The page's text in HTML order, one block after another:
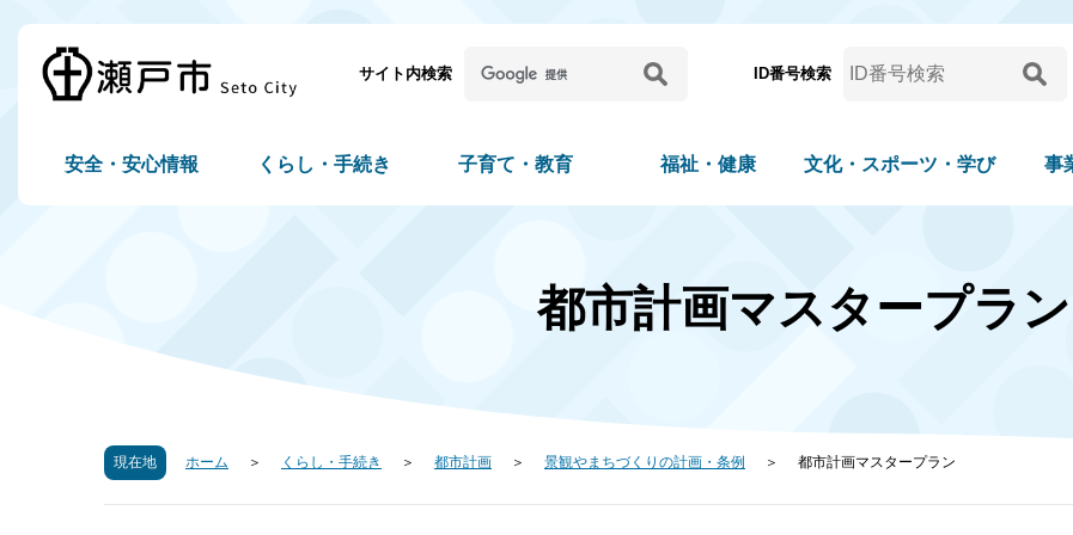
サイト内検索 ID番号検索
安全・安心情報 くらし・手続き 子育て・教育 福祉・健康 文化・スポーツ・学び 事
都市計画マスタープラン
現在地 ホーム くらし・手続き 都市計画 景観やまちづくりの計画・条例 都市計画マスタープラン